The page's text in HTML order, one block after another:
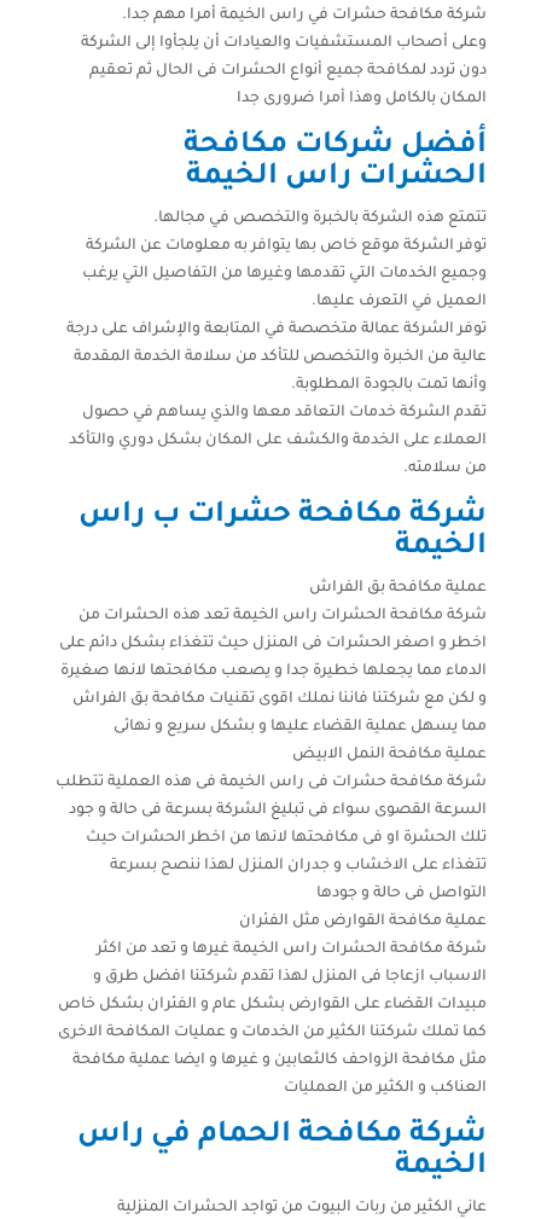
شركة مكافحة حشرات في راس الخيمة أمرا مهم جدا.
وعلى أصحاب المستشفيات والعيادات أن يلجأوا إلى الشركة
دون تردد لمكافحة جميع أنواع الحشرات فى الحال ثم تعقيم
المكان بالكامل وهذا أمرا ضرورى جدا
أفضل شركات مكافحة
الحشرات راس الخيمة
تتمتع هذه الشركة بالخبرة والتخصص في مجالها.
توفر الشركة موقع خاص بها يتوافر به معلومات عن الشركة
وجميع الخدمات التي تقدمها وغيرها من التفاصيل التي يرغب
العميل في التعرف عليها.
توفر الشركة عمالة متخصصة في المتابعة والإشراف على درجة
عالية من الخبرة والتخصص للتأكد من سلامة الخدمة المقدمة
وأنها تمت بالجودة المطلوبة.
تقدم الشركة خدمات التعاقد معها والذي يساهم في حصول
العملاء على الخدمة والكشف على المكان بشكل دوري والتأكد
من سلامته.
شركة مكافحة حشرات ب راس
الخيمة
عملية مكافحة بق الفراش
شركة مكافحة الحشرات راس الخيمة تعد هذه الحشرات من
اخطر و اصغر الحشرات فى المنزل حيث تتغذاء بشكل دائم على
الدماء مما يجعلها خطيرة جدا و يصعب مكافحتها لانها صغيرة
و لكن مع شركتنا فاننا نملك اقوى تقنيات مكافحة بق الفراش
مما يسهل عملية القضاء عليها و بشكل سريع و نهائى
عملية مكافحة النمل الابيض
شركة مكافحة حشرات فى راس الخيمة فى هذه العملية تتطلب
السرعة القصوى سواء فى تبليغ الشركة بسرعة فى حالة و جود
تلك الحشرة او فى مكافحتها لانها من اخطر الحشرات حيث
تتغذاء على الاخشاب و جدران المنزل لهذا ننصح بسرعة
التواصل فى حالة و جودها
عملية مكافحة القوارض مثل الفئران
شركة مكافحة الحشرات راس الخيمة غيرها و تعد من اكثر
الاسباب ازعاجا فى المنزل لهذا تقدم شركتنا افضل طرق و
مبيدات القضاء على القوارض بشكل عام و الفئران بشكل خاص
كما تملك شركتنا الكثير من الخدمات و عمليات المكافحة الاخرى
مثل مكافحة الزواحف كالثعابين و غيرها و ايضا عملية مكافحة
العناكب و الكثير من العمليات
شركة مكافحة الحمام في راس
الخيمة
عاني الكثير من ربات البيوت من تواجد الحشرات المنزلية